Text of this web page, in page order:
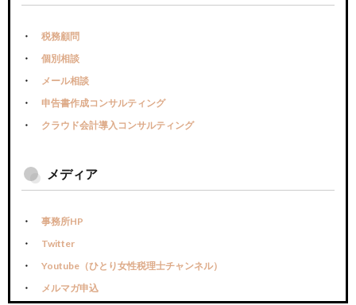
税務顧問
個別相談
メール相談
申告書作成コンサルティング
クラウド会計導入コンサルティング
メディア
事務所HP
Twitter
Youtube（ひとり女性税理士チャンネル）
メルマガ申込